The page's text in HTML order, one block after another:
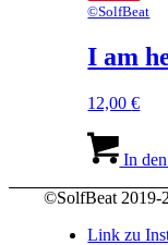
©SolfBeat
I am
12,00€
In
©SolfBeat 2019-
Link zu